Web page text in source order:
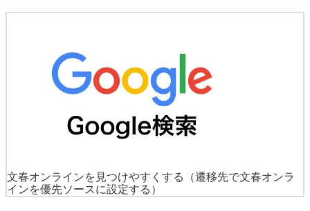
文春オンラインを見つけやすくする
（遷移先で文春オンラ
インを優先ソースに設定する）